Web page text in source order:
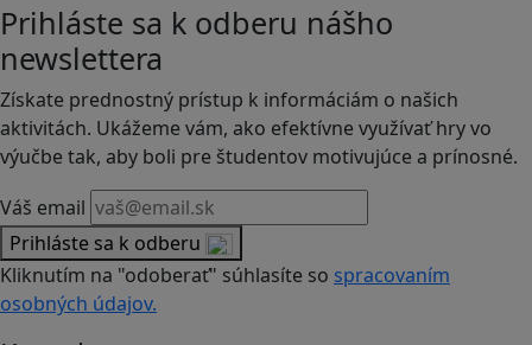
Prihláste sa k odberu nášho
newslettera
Získate prednostný prístup k informáciám o našich
aktivitách. Ukážeme vám, ako efektívne využívať hry vo
výučbe tak, aby boli pre študentov motivujúce a prínosné.
Váš email
Prihláste sa k odberu
Kliknutím na "odoberať" súhlasíte so spracovaním
osobných údajov.